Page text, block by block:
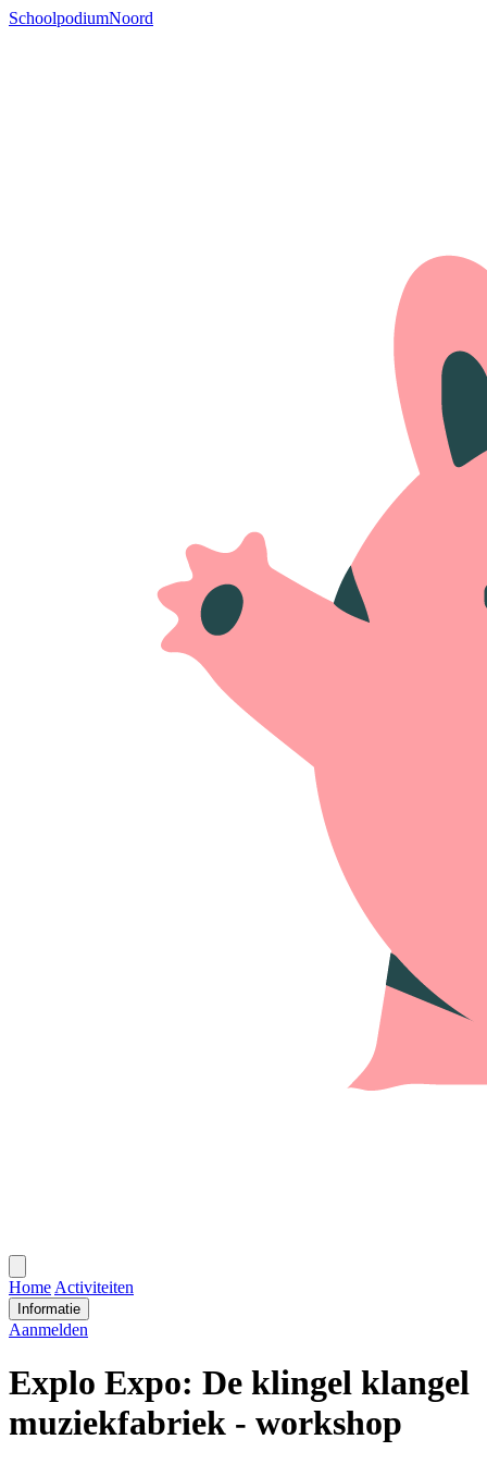
SchoolpodiumNoord
menu
Home Activiteiten
Informatie
Aanmelden
Explo Expo: De klingel klangel
muziekfabriek - workshop